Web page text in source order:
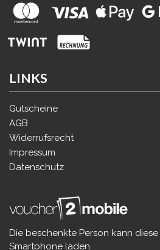
LINKS
Gutscheine
AGB
Widerrufsrecht
Impressum
Datenschutz
Die beschenkte Person kann
Smartphone laden.